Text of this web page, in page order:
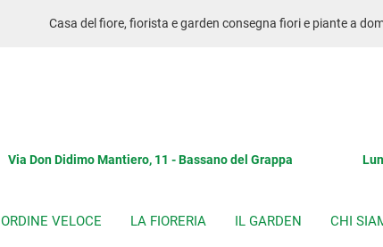
Casa del fiore, fiorista e garden consegna fiori e piante a
Via Don Didimo Mantiero, 11 - Bassano del Grappa
ORDINE VELOCE LA FIORERIA IL GARDEN CHI